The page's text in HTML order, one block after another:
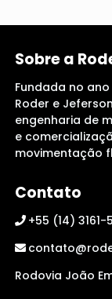
Sobre a
Fundada no
Roder e
engenharia de
e
movimentação
Contato
+55 (14) 3161-
Rodovia João